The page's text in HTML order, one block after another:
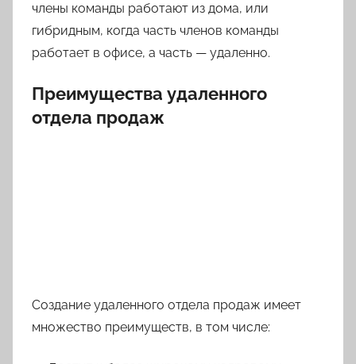
члены команды работают из дома, или
гибридным, когда часть членов команды
работает в офисе, а часть — удаленно.
Преимущества удаленного
отдела продаж
Создание удаленного отдела продаж имеет
множество преимуществ, в том числе: